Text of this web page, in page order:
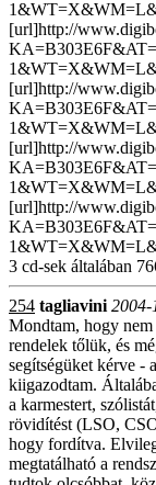
[url]http://
[url]http://
[url]http://
[url]http://
3 cd-sek általában
254 tagliavini 2004-
Mondtam, hogy
rendelek tőlük, és
segítségüket kérve -
kiigazodtam.
a karmestert,
rövidítést (LSO,
hogy fordítva.
megtatálható a